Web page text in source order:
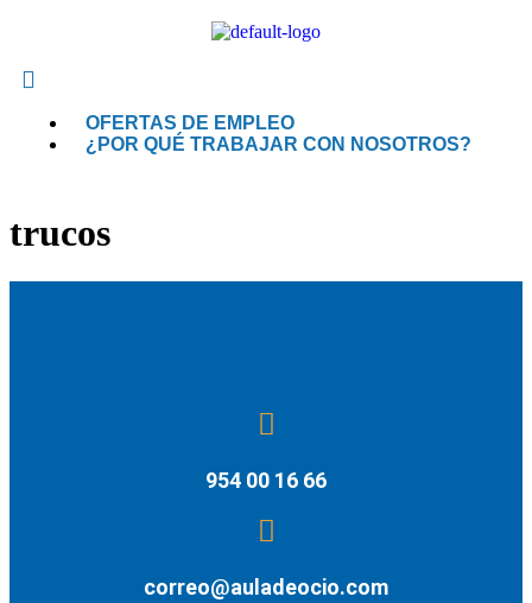
OFERTAS DE EMPLEO
¿POR QUÉ TRABAJAR CON NOSOTROS?
trucos
954 00 16 66
correo@auladeocio.com